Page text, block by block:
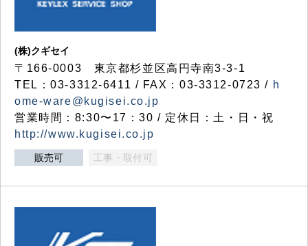
(株)クギセイ
〒166-0003 東京都杉並区高円寺南3-3-1
TEL：03-3312-6411 / FAX：03-3312-0723 / h
ome-ware@kugisei.co.jp
営業時間：8:30〜17：30 / 定休日：土・日・祝
http://www.kugisei.co.jp
販売可 工事・取付可